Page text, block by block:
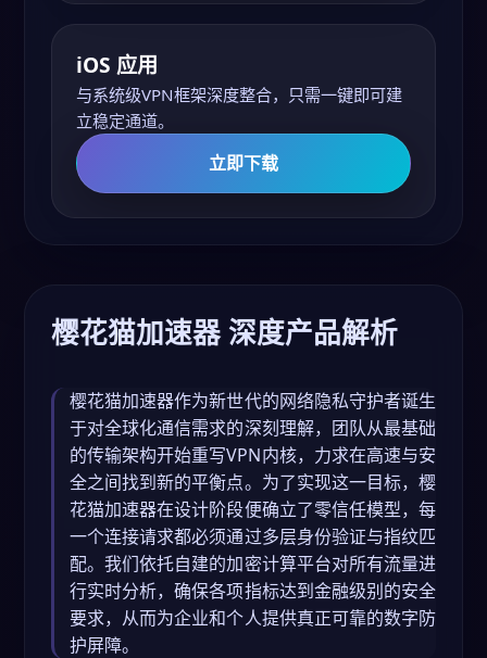
iOS 应用
与系统级VPN框架深度整合，只需一键即可建
立稳定通道。
立即下载
樱花猫加速器 深度产品解析
樱花猫加速器作为新世代的网络隐私守护者诞生
于对全球化通信需求的深刻理解，团队从最基础
的传输架构开始重写VPN内核，力求在高速与安
全之间找到新的平衡点。为了实现这一目标，樱
花猫加速器在设计阶段便确立了零信任模型，每
一个连接请求都必须通过多层身份验证与指纹匹
配。我们依托自建的加密计算平台对所有流量进
行实时分析，确保各项指标达到金融级别的安全
要求，从而为企业和个人提供真正可靠的数字防
护屏障。